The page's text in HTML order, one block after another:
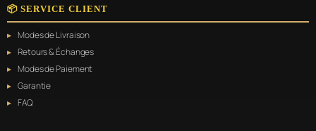
📦 SERVICE CLIENT
Modes de Livraison
Retours & Échanges
Modes de Paiement
Garantie
FAQ